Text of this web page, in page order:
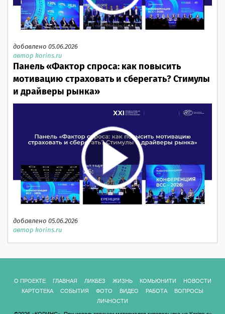
добавлено 05.06.2026
автор korins.ru
Панель «Фактор спроса: как повысить
мотивацию страховать и сберегать? Стимулы
и драйверы рынка»
добавлено 05.06.2026
автор korins.ru
О ПРОЕКТЕ ГЛАВНАЯ ЛИКБЕЗ ЖИЗНЬ КОМЬЮНИТИ
НОВОСТИ
КАРТОТЕКА
СОБЫТИЯ ФОТО ВИДЕО РАБОТА
ВОПРОСЫ
ЛИЧНОСТИ